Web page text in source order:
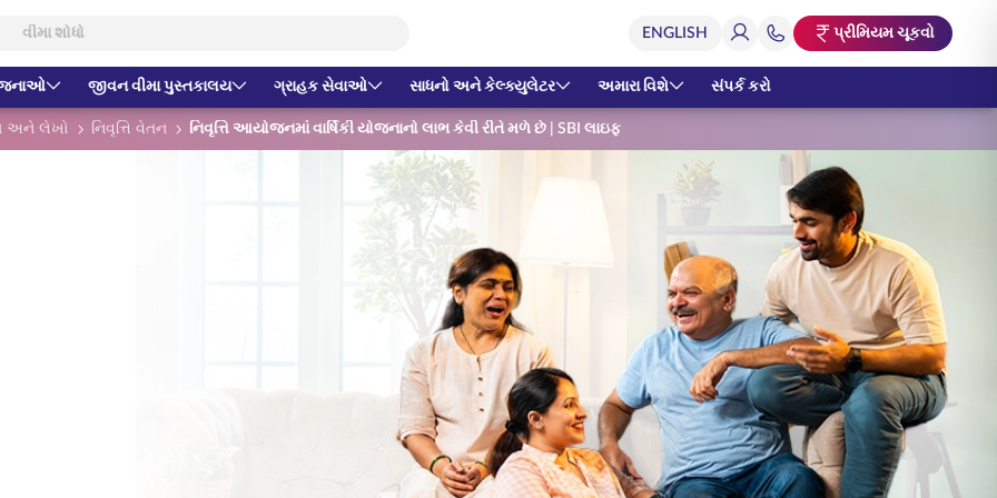
પ્રીમિયમ ચૂકવો
જીવન વીમા પુસ્તકાલય ગ્રાહક સેવાઓ સાધનો અને કેલ્ક્યુલેટર અમારા વિશે સંપર્ક કરો
અને લેખો નિવૃત્તિ વેતન નિવૃત્તિ આયોજનમાં વાર્ષિકી યોજનાનો લાભ કેવી રીતે મળે છે | SBI લાઇફ